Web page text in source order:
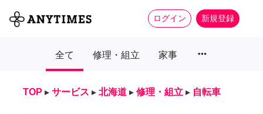
ログイン 新規登録
全て 修理・組立 家事 more_horiz
TOP ▸ サービス ▸ 北海道 ▸ 修理・組立 ▸ 自転車